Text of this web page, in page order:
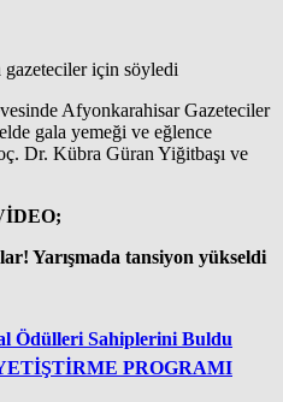
gazeteciler için söyledi
Afyonkarahisar Gazeteciler
gala yemeği ve eğlence
Dr. Kübra Güran Yiğitbaşı ve
Yarışmada tansiyon yükseldi
Ödülleri Sahiplerini Buldu
PROGRAMI